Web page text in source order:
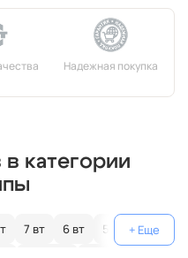
категории
7 вт 6 вт 5 вт
4 вт